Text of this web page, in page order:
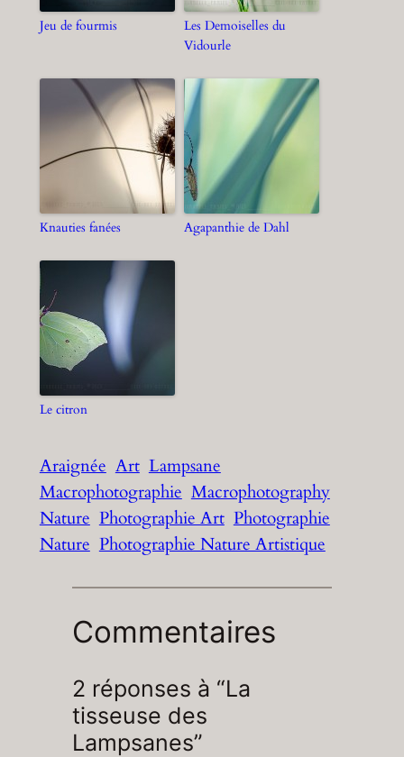
Jeu de fourmis
Les Demoiselles du
Vidourle
Knauties fanées Agapanthie de Dahl
Le citron
Araignée Art Lampsane
Macrophotographie Macrophotography
Nature Photographie Art Photographie
Nature Photographie Nature Artistique
Commentaires
2 réponses à “La
tisseuse des
Lampsanes”